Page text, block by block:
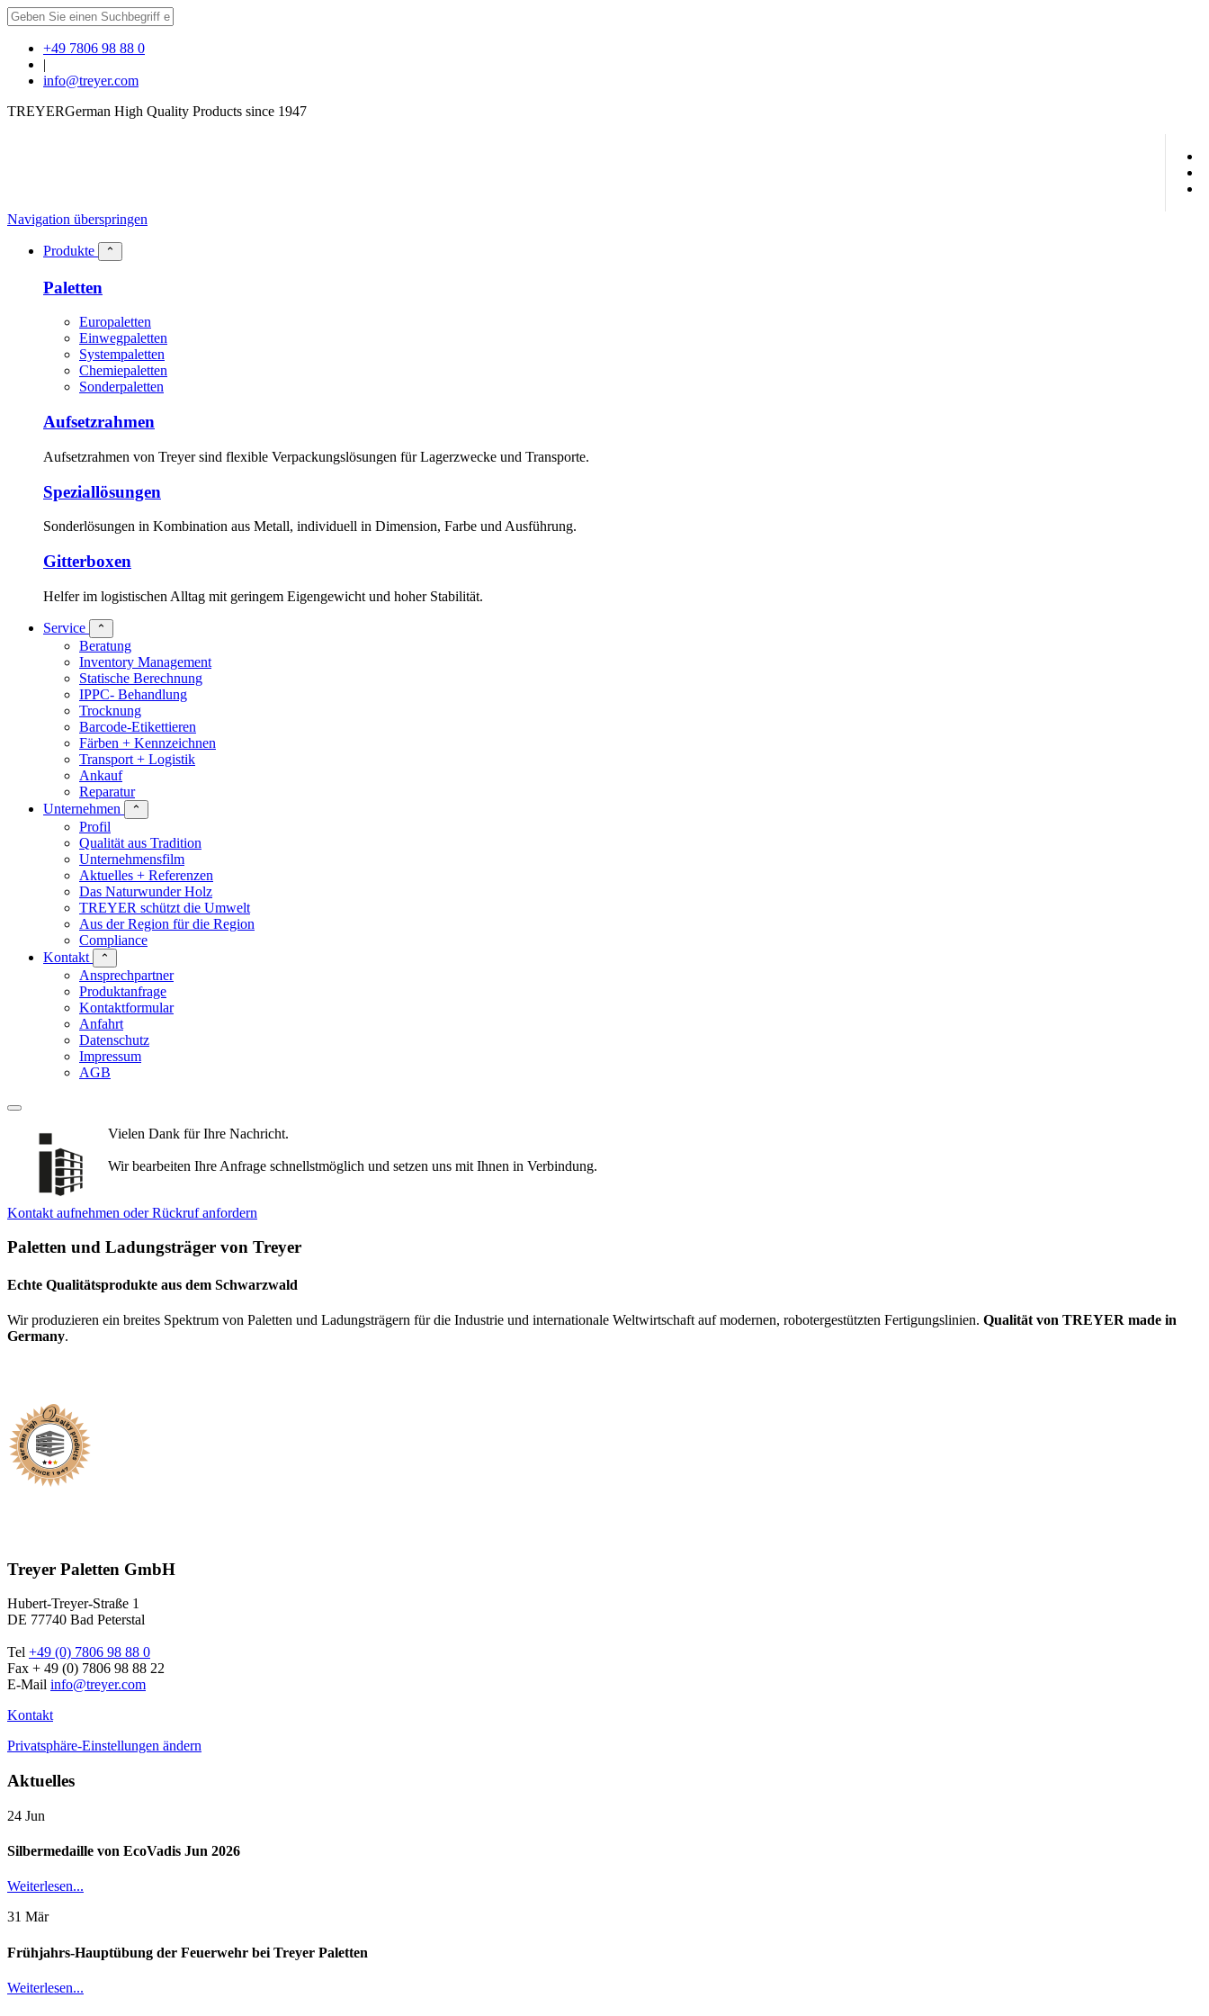
+49 7806 98 88 0
|
info@treyer.com
TREYERGerman High Quality Products since 1947
Navigation überspringen
Produkte ⌃
Paletten
Europaletten
Einwegpaletten
Systempaletten
Chemiepaletten
Sonderpaletten
Aufsetzrahmen
Aufsetzrahmen von Treyer sind flexible Verpackungslösungen für Lagerzwecke und Transporte.
Speziallösungen
Sonderlösungen in Kombination aus Metall, individuell in Dimension, Farbe und Ausführung.
Gitterboxen
Helfer im logistischen Alltag mit geringem Eigengewicht und hoher Stabilität.
Service ⌃
Beratung
Inventory Management
Statische Berechnung
IPPC- Behandlung
Trocknung
Barcode-Etikettieren
Färben + Kennzeichnen
Transport + Logistik
Ankauf
Reparatur
Unternehmen
⌃
Profil
Qualität aus Tradition
Unternehmensfilm
Aktuelles + Referenzen
Das Naturwunder Holz
TREYER schützt die Umwelt
Aus der Region für die Region
Compliance
Kontakt
⌃
Ansprechpartner
Produktanfrage
Kontaktformular
Anfahrt
Datenschutz
Impressum
AGB
Vielen Dank für Ihre Nachricht.
Wir bearbeiten Ihre Anfrage schnellstmöglich und setzen uns mit Ihnen in Verbindung.
Kontakt aufnehmen oder Rückruf anfordern
Paletten und Ladungsträger von Treyer
Echte Qualitätsprodukte aus dem Schwarzwald
Wir produzieren ein breites Spektrum von Paletten und Ladungsträgern für die Industrie und internationale Weltwirtschaft auf modernen, robotergestützten Fertigungslinien. Qualität von TREYER made in
Germany.
Treyer Paletten GmbH
Hubert-Treyer-Straße 1
DE 77740 Bad Peterstal
Tel +49 (0) 7806 98 88 0
Fax + 49 (0) 7806 98 88 22
E-Mail info@treyer.com
Kontakt
Privatsphäre-Einstellungen ändern
Aktuelles
24 Jun
Silbermedaille von EcoVadis Jun 2026
Weiterlesen...
31 Mär
Frühjahrs-Hauptübung der Feuerwehr bei Treyer Paletten
Weiterlesen...